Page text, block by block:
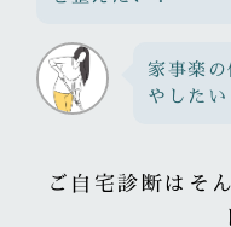
家事楽
やしたい
ご自宅診断はそ